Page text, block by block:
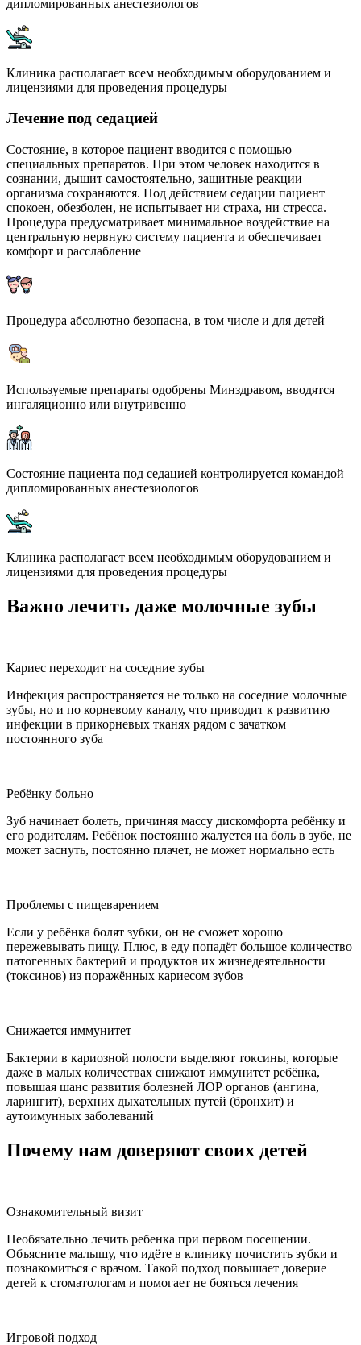
дипломированных анестезиологов
Клиника располагает всем необходимым оборудованием и
лицензиями для проведения процедуры
Лечение под седацией
Состояние, в которое пациент вводится с помощью
специальных препаратов. При этом человек находится в
сознании, дышит самостоятельно, защитные реакции
организма сохраняются. Под действием седации пациент
спокоен, обезболен, не испытывает ни страха, ни стресса.
Процедура предусматривает минимальное воздействие на
центральную нервную систему пациента и обеспечивает
комфорт и расслабление
Процедура абсолютно безопасна, в том числе и для детей
Используемые препараты одобрены Минздравом, вводятся
ингаляционно или внутривенно
Состояние пациента под седацией контролируется командой
дипломированных анестезиологов
Клиника располагает всем необходимым оборудованием и
лицензиями для проведения процедуры
Важно лечить даже молочные зубы
Кариес переходит на соседние зубы
Инфекция распространяется не только на соседние молочные
зубы, но и по корневому каналу, что приводит к развитию
инфекции в прикорневых тканях рядом с зачатком
постоянного зуба
Ребёнку больно
Зуб начинает болеть, причиняя массу дискомфорта ребёнку и
его родителям. Ребёнок постоянно жалуется на боль в зубе, не
может заснуть, постоянно плачет, не может нормально есть
Проблемы с пищеварением
Если у ребёнка болят зубки, он не сможет хорошо
пережевывать пищу. Плюс, в еду попадёт большое количество
патогенных бактерий и продуктов их жизнедеятельности
(токсинов) из поражённых кариесом зубов
Снижается иммунитет
Бактерии в кариозной полости выделяют токсины, которые
даже в малых количествах снижают иммунитет ребёнка,
повышая шанс развития болезней ЛОР органов (ангина,
ларингит), верхних дыхательных путей (бронхит) и
аутоимунных заболеваний
Почему нам доверяют своих детей
Ознакомительный визит
Необязательно лечить ребенка при первом посещении.
Объясните малышу, что идёте в клинику почистить зубки и
познакомиться с врачом. Такой подход повышает доверие
детей к стоматологам и помогает не бояться лечения
Игровой подход